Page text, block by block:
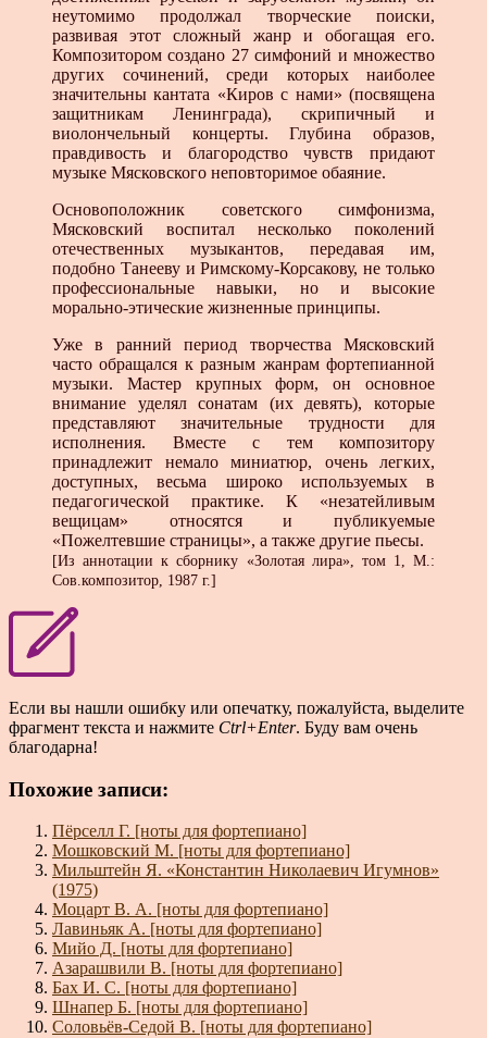
неутомимо продолжал творческие поиски,
развивая этот сложный жанр и обогащая его.
Композитором создано 27 симфоний и множество
других сочинений, среди которых наиболее
значительны кантата «Киров с нами» (посвящена
защитникам Ленинграда), скрипичный и
виолончельный концерты. Глубина образов,
правдивость и благородство чувств придают
музыке Мясковского неповторимое обаяние.
Основоположник советского симфонизма,
Мясковский воспитал несколько поколений
отечественных музыкантов, передавая им,
подобно Танееву и Римскому-Корсакову, не только
профессиональные навыки, но и высокие
морально-этические жизненные принципы.
Уже в ранний период творчества Мясковский
часто обращался к разным жанрам фортепианной
музыки. Мастер крупных форм, он основное
внимание уделял сонатам (их девять), которые
представляют значительные трудности для
исполнения. Вместе с тем композитору
принадлежит немало миниатюр, очень легких,
доступных, весьма широко используемых в
педагогической практике. К «незатейливым
вещицам» относятся и публикуемые
«Пожелтевшие страницы», а также другие пьесы.
[Из аннотации к сборнику «Золотая лира», том 1, М.:
Сов.композитор, 1987 г.]
Если вы нашли ошибку или опечатку, пожалуйста, выделите
фрагмент текста и нажмите Ctrl+Enter. Буду вам очень
благодарна!
Похожие записи:
Пёрселл Г. [ноты для фортепиано]
Мошковский М. [ноты для фортепиано]
Мильштейн Я. «Константин Николаевич Игумнов»
(1975)
Моцарт В. А. [ноты для фортепиано]
Лавиньяк А. [ноты для фортепиано]
Мийо Д. [ноты для фортепиано]
Азарашвили В. [ноты для фортепиано]
Бах И. С. [ноты для фортепиано]
Шнапер Б. [ноты для фортепиано]
Соловьёв-Седой В. [ноты для фортепиано]